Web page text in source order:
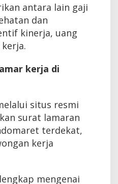
antara lain gaji
dan
kinerja, uang
kerja di
situs resmi
surat lamaran
terdekat,
kerja
mengenai